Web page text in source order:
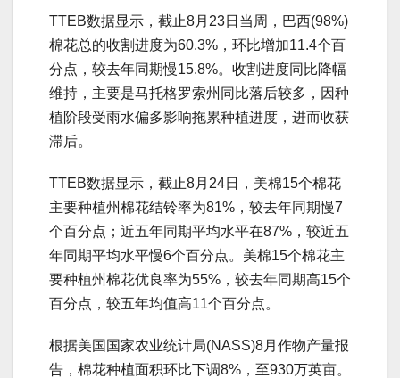
TTEB数据显示，截止8月23日当周，巴西(98%)
棉花总的收割进度为60.3%，环比增加11.4个百
分点，较去年同期慢15.8%。收割进度同比降幅
维持，主要是马托格罗索州同比落后较多，因种
植阶段受雨水偏多影响拖累种植进度，进而收获
滞后。
TTEB数据显示，截止8月24日，美棉15个棉花
主要种植州棉花结铃率为81%，较去年同期慢7
个百分点；近五年同期平均水平在87%，较近五
年同期平均水平慢6个百分点。美棉15个棉花主
要种植州棉花优良率为55%，较去年同期高15个
百分点，较五年均值高11个百分点。
根据美国国家农业统计局(NASS)8月作物产量报
告，棉花种植面积环比下调8%，至930万英亩。